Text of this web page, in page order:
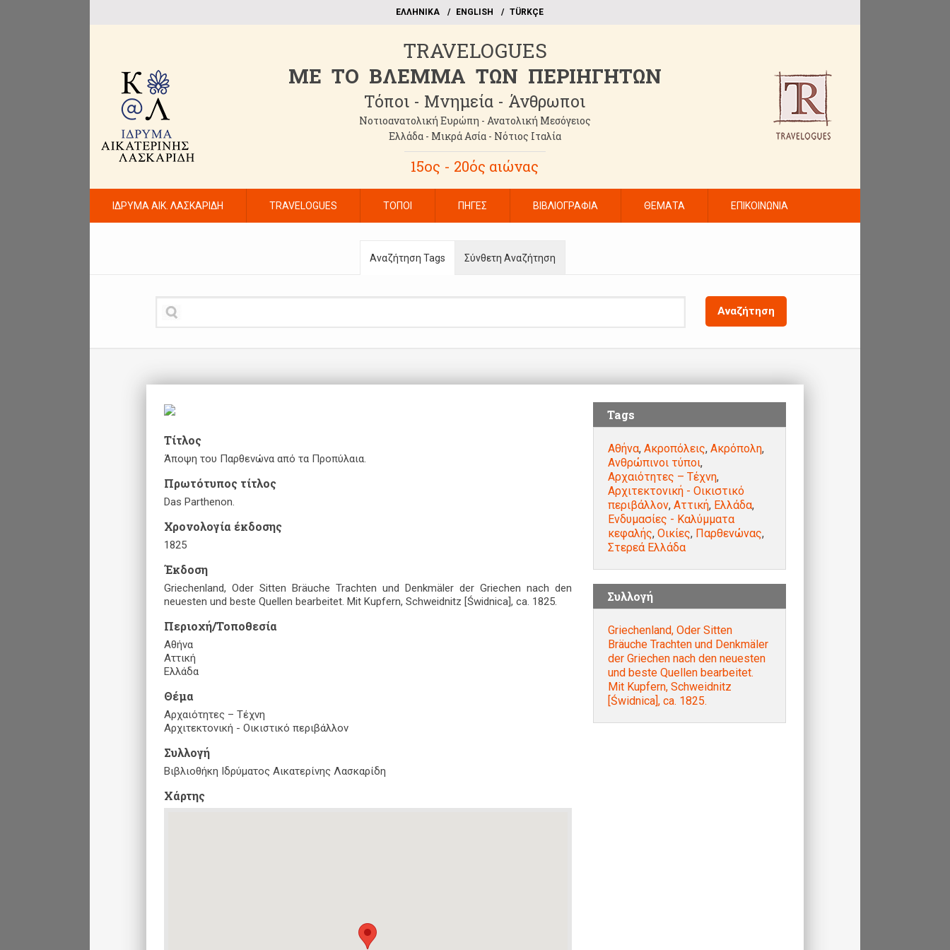
EΛΛΗΝΙΚΑ ΕΝGLISH TÜRKÇE
TRAVELOGUES
ME TO BΛΕΜΜΑ ΤΩΝ ΠΕΡΙΗΓΗΤΩΝ
Τόποι - Μνημεία - Άνθρωποι
Νοτιοανατολική Ευρώπη - Ανατολική Μεσόγειος
Ελλάδα - Μικρά Ασία - Νότιος Ιταλία
15ος - 20ός αιώνας
ΙΔΡΥΜΑ ΑΙΚ. ΛΑΣΚΑΡΙΔΗ TRAVELOGUES ΤΟΠΟΙ ΠΗΓΕΣ ΒΙΒΛΙΟΓΡΑΦΙΑ ΘΕΜΑΤΑ ΕΠΙΚΟΙΝΩΝΙΑ
Αναζήτηση Tags
Αναζήτηση
Σύνθετη Αναζήτηση
Τίτλος
Άποψη του Παρθενώνα από τα Προπύλαια.
Πρωτότυπος τίτλος
Das Parthenon.
Χρονολογία έκδοσης
1825
Έκδοση
Griechenland, Oder Sitten Bräuche Trachten und Denkmäler der Griechen nach den
neuesten und beste Quellen bearbeitet. Mit Kupfern, Schweidnitz [Świdnica], ca. 1825.
Περιοχή/Τοποθεσία
Αθήνα
Αττική
Ελλάδα
Θέμα
Αρχαιότητες – Τέχνη
Αρχιτεκτονική - Οικιστικό περιβάλλον
Συλλογή
Βιβλιοθήκη Ιδρύματος Αικατερίνης Λασκαρίδη
Xάρτης
Tags
Αθήνα, Ακροπόλεις, Ακρόπολη,
Ανθρώπινοι τύποι,
Αρχαιότητες – Τέχνη,
Αρχιτεκτονική - Οικιστικό
περιβάλλον, Αττική, Ελλάδα,
Ενδυμασίες - Καλύμματα
κεφαλής, Οικίες, Παρθενώνας,
Στερεά Ελλάδα
Συλλογή
Griechenland, Oder Sitten
Bräuche Trachten und Denkmäler
der Griechen nach den neuesten
und beste Quellen bearbeitet.
Mit Kupfern, Schweidnitz
[Świdnica], ca. 1825.